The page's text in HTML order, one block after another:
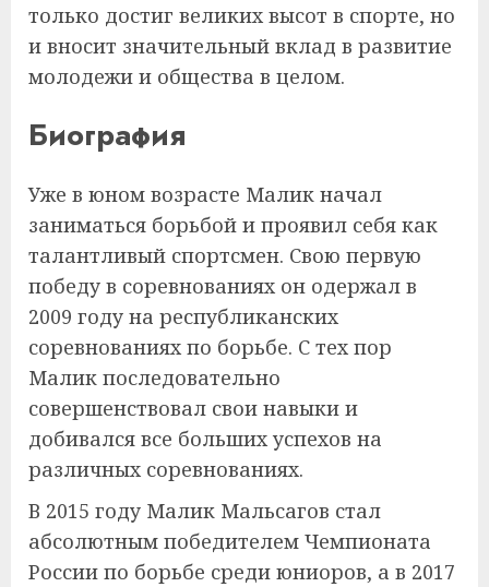
только достиг великих высот в спорте, но
и вносит значительный вклад в развитие
молодежи и общества в целом.
Биография
Уже в юном возрасте Малик начал
заниматься борьбой и проявил себя как
талантливый спортсмен. Свою первую
победу в соревнованиях он одержал в
2009 году на республиканских
соревнованиях по борьбе. С тех пор
Малик последовательно
совершенствовал свои навыки и
добивался все больших успехов на
различных соревнованиях.
В 2015 году Малик Мальсагов стал
абсолютным победителем Чемпионата
России по борьбе среди юниоров, а в 2017